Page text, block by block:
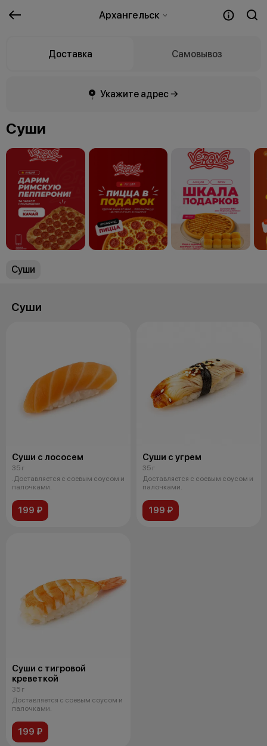
Архангельск
Доставка Самовывоз
Укажите адрес →
Суши
Суши
Суши
Суши с лососем
35 г
.Доставляется с соевым соусом и
палочками.
199 ₽
Суши с угрем
35 г
Доставляется с соевым соусом и
палочками.
199 ₽
Суши с тигровой
креветкой
35 г
Доставляется с соевым соусом и
палочками.
199 ₽